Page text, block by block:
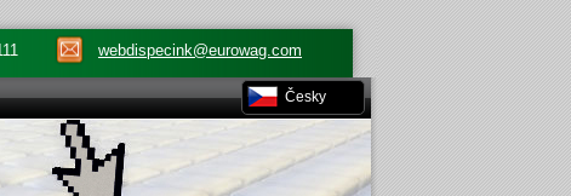
webdispecink@eurowag.com
Česky